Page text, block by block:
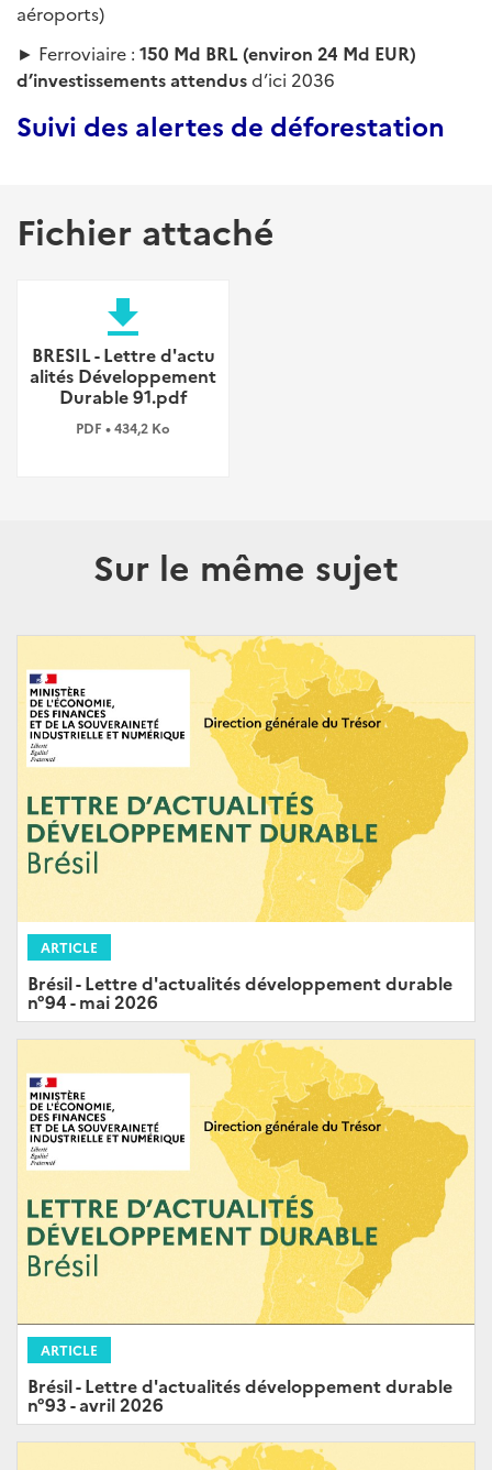
aéroports)
► Ferroviaire : 150 Md BRL (environ 24 Md EUR)
d’investissements attendusd’ici 2036
Suivi des alertes de déforestation
Fichier attaché
file_download
BRESIL - Lettre d'actu
alités Développement
Durable 91.pdf
PDF • 434,2 Ko
Sur le même sujet
ARTICLE
Brésil - Lettre d'actualités développement durable
n°94 - mai 2026
ARTICLE
Brésil - Lettre d'actualités développement durable
n°93 - avril 2026